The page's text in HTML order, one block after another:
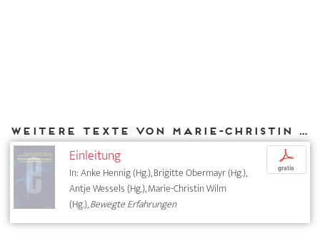
Weitere Texte von Marie-Christin Wilm bei DIAPHANES
Einleitung
In: Anke Hennig (Hg.), Brigitte Obermayr (Hg.),
Antje Wessels (Hg.), Marie-Christin Wilm
(Hg.),Bewegte Erfahrungen
p
gratis